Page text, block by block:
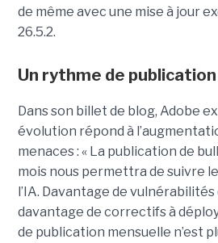
de même avec une mise à jour
26.5.2.
Un rythme de
Dans son billet de blog, Adobe
évolution répond à
menaces : « La publication de
mois nous permettra de suivre
l’IA. Davantage de
davantage de correctifs à
de publication mensuelle n’est